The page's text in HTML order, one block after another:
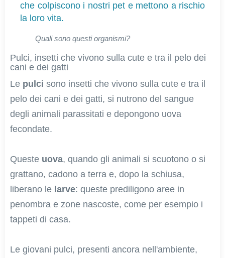
che colpiscono i nostri pet e mettono a rischio
la loro vita.
Quali sono questi organismi?
Pulci, insetti che vivono sulla cute e tra il pelo dei
cani e dei gatti
Le pulci sono insetti che vivono sulla cute e tra il
pelo dei cani e dei gatti, si nutrono del sangue
degli animali parassitati e depongono uova
fecondate.
Queste uova, quando gli animali si scuotono o si
grattano, cadono a terra e, dopo la schiusa,
liberano le larve: queste prediligono aree in
penombra e zone nascoste, come per esempio i
tappeti di casa.
Le giovani pulci, presenti ancora nell'ambiente,